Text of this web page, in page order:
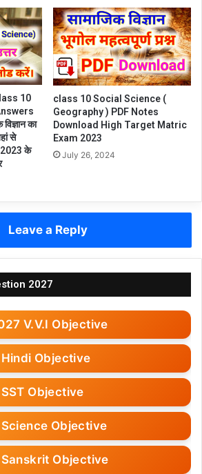
10
का
से
2023 के
class 10 Social Science (
Geography ) PDF Notes
Download High Target Matric
Exam 2023
July 26, 2024
Leave a Reply
2027
V.V.I Objective
Hindi Objective
Objective
Science Objective
Sanskrit Objective